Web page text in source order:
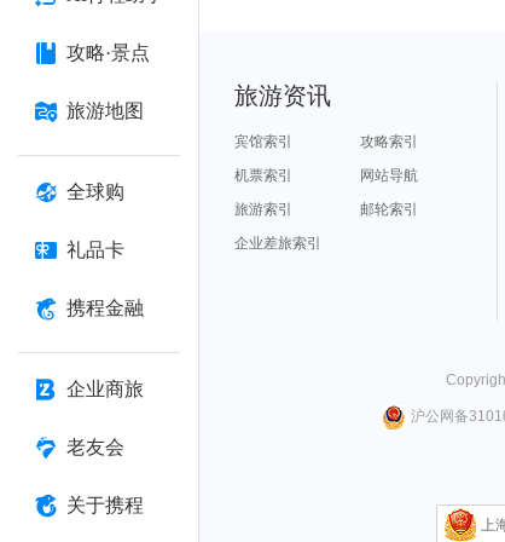
攻略·景点
旅游地图
全球购
礼品卡
携程金融
企业商旅
老友会
关于携程
旅游资讯
宾馆索引
攻略索引
机票索引
网站导航
旅游索引
邮轮索引
企业差旅索引
沪公网备
上